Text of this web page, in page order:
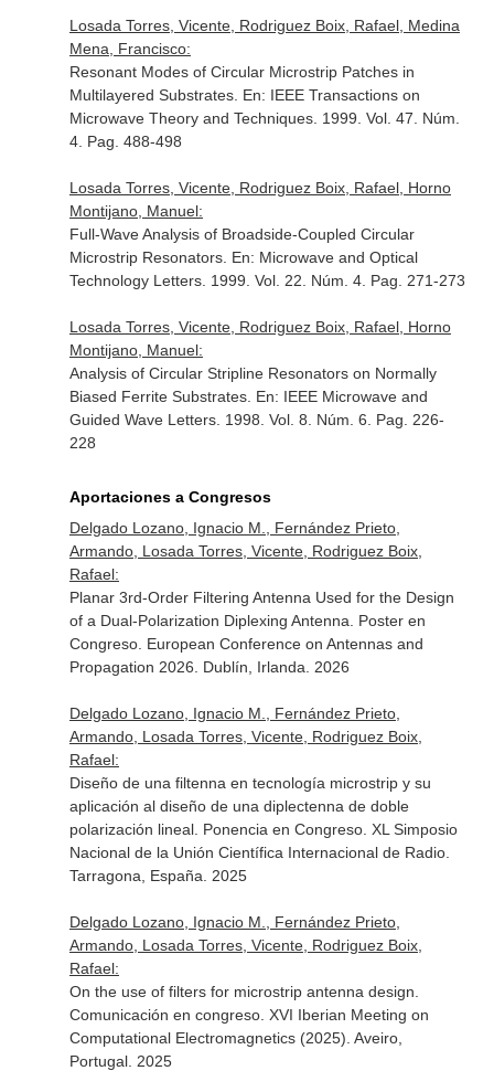
Losada Torres, Vicente, Rodriguez Boix, Rafael, Medina
Mena, Francisco:
Resonant Modes of Circular Microstrip Patches in
Multilayered Substrates. En: IEEE Transactions on
Microwave Theory and Techniques. 1999. Vol. 47. Núm.
4. Pag. 488-498
Losada Torres, Vicente, Rodriguez Boix, Rafael, Horno
Montijano, Manuel:
Full-Wave Analysis of Broadside-Coupled Circular
Microstrip Resonators. En: Microwave and Optical
Technology Letters. 1999. Vol. 22. Núm. 4. Pag. 271-273
Losada Torres, Vicente, Rodriguez Boix, Rafael, Horno
Montijano, Manuel:
Analysis of Circular Stripline Resonators on Normally
Biased Ferrite Substrates. En: IEEE Microwave and
Guided Wave Letters. 1998. Vol. 8. Núm. 6. Pag. 226-
228
Aportaciones a Congresos
Delgado Lozano, Ignacio M., Fernández Prieto,
Armando, Losada Torres, Vicente, Rodriguez Boix,
Rafael:
Planar 3rd-Order Filtering Antenna Used for the Design
of a Dual-Polarization Diplexing Antenna. Poster en
Congreso. European Conference on Antennas and
Propagation 2026. Dublín, Irlanda. 2026
Delgado Lozano, Ignacio M., Fernández Prieto,
Armando, Losada Torres, Vicente, Rodriguez Boix,
Rafael:
Diseño de una filtenna en tecnología microstrip y su
aplicación al diseño de una diplectenna de doble
polarización lineal. Ponencia en Congreso. XL Simposio
Nacional de la Unión Científica Internacional de Radio.
Tarragona, España. 2025
Delgado Lozano, Ignacio M., Fernández Prieto,
Armando, Losada Torres, Vicente, Rodriguez Boix,
Rafael:
On the use of filters for microstrip antenna design.
Comunicación en congreso. XVI Iberian Meeting on
Computational Electromagnetics (2025). Aveiro,
Portugal. 2025